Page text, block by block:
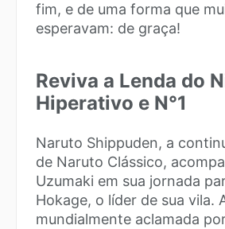
fim, e de uma forma que
esperavam: de graça!
Reviva a Lenda do
Hiperativo e N°1
Naruto Shippuden, a
de Naruto Clássico,
Uzumaki em sua jornada
Hokage, o líder de sua vila.
mundialmente aclamada